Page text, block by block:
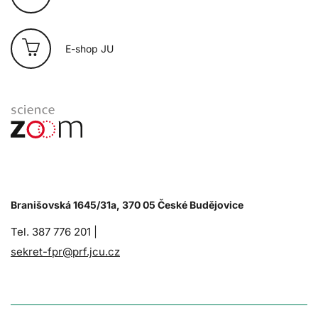
E-shop JU
Branišovská 1645/31a, 370 05 České Budějovice
Tel. 387 776 201 |
sekret-fpr@prf.jcu.cz